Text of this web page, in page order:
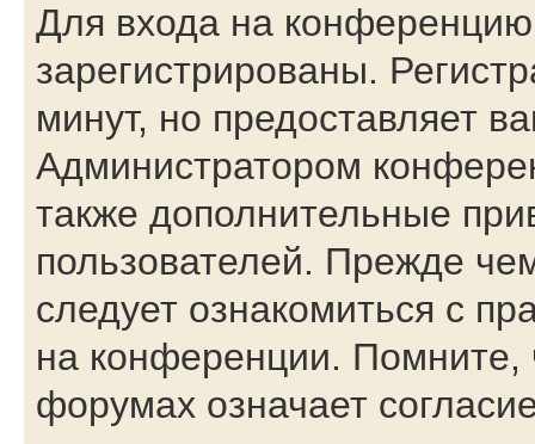
Для входа на
зарегистрированы.
минут, но предоставляет
Администратором
также дополнительные
пользователей. Прежде
следует ознакомиться с
на конференции. Помните,
форумах означает